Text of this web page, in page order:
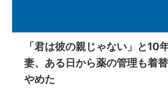
「君は彼の親じゃない」と10
妻、ある日から薬の管理も着
やめた